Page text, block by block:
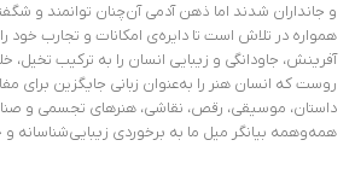
و جانداران شدند اما ذهن آدمی آن‌چنان توانمند و
همواره در تلاش است تا دایره‌ی امکانات و تجارب
آفرینش، جاودانگی و زیبایی انسان را به ترکیب
روست که انسان هنر را به‌عنوان زبانی جایگزین
داستان، موسیقی، رقص، نقاشی، هنرهای تجسمی و
همه‌وهمه بیانگر میل ما به برخوردی زیبایی‌شناسانه